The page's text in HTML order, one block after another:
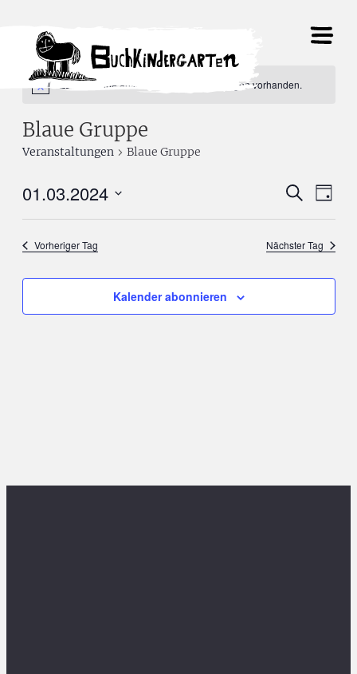
Es sind keine anstehenden Veranstaltungen vorhanden.
Blaue Gruppe
Veranstaltungen Blaue Gruppe
Suche
und
SucheTag
01.03.2024
Vorheriger Tag Nächster Tag
Kalender abonnieren